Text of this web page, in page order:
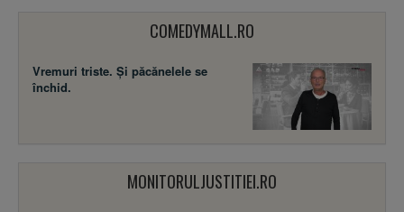
COMEDYMALL.RO
Vremuri triste. Şi păcănelele se
închid.
MONITORULJUSTITIEI.RO